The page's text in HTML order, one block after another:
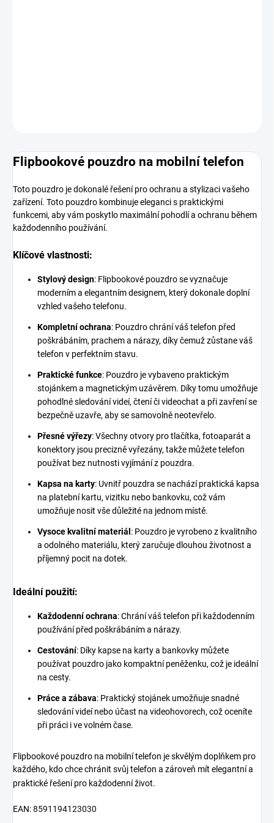
Flipbookové pouzdro na mobilní telefon
Toto pouzdro je dokonalé řešení pro ochranu a stylizaci vašeho
zařízení. Toto pouzdro kombinuje eleganci s praktickými
funkcemi, aby vám poskytlo maximální pohodlí a ochranu během
každodenního používání.
Klíčové vlastnosti:
Stylový design: Flipbookové pouzdro se vyznačuje
moderním a elegantním designem, který dokonale doplní
vzhled vašeho telefonu.
Kompletní ochrana: Pouzdro chrání váš telefon před
poškrábáním, prachem a nárazy, díky čemuž zůstane váš
telefon v perfektním stavu.
Praktické funkce: Pouzdro je vybaveno praktickým
stojánkem a magnetickým uzávěrem. Díky tomu umožňuje
pohodlné sledování videí, čtení či videochat a při zavření se
bezpečně uzavře, aby se samovolně neotevřelo.
Přesné výřezy: Všechny otvory pro tlačítka, fotoaparát a
konektory jsou precizně vyřezány, takže můžete telefon
používat bez nutnosti vyjímání z pouzdra.
Kapsa na karty: Uvnitř pouzdra se nachází praktická kapsa
na platební kartu, vizitku nebo bankovku, což vám
umožňuje nosit vše důležité na jednom místě.
Vysoce kvalitní materiál : Pouzdro je vyrobeno z kvalitního
a odolného materiálu, který zaručuje dlouhou životnost a
příjemný pocit na dotek.
Ideální použití:
Každodenní ochrana: Chrání váš telefon při každodenním
používání před poškrábáním a nárazy.
Cestování: Díky kapse na karty a bankovky můžete
používat pouzdro jako kompaktní peněženku, což je ideální
na cesty.
Práce a zábava: Praktický stojánek umožňuje snadné
sledování videí nebo účast na videohovorech, což oceníte
při práci i ve volném čase.
Flipbookové pouzdro na mobilní telefon je skvělým doplňkem pro
každého, kdo chce chránit svůj telefon a zároveň mít elegantní a
praktické řešení pro každodenní život.
EAN:8591194123030